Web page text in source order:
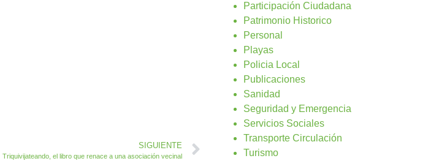
SIGUIENTE
Triquivijateando, el libro que renace a una asociación vecinal
Participación Ciudadana
Patrimonio Historico
Personal
Playas
Policia Local
Publicaciones
Sanidad
Seguridad y Emergencia
Servicios Sociales
Transporte Circulación
Turismo